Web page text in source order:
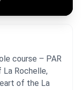
course – PAR
Rochelle,
of the La